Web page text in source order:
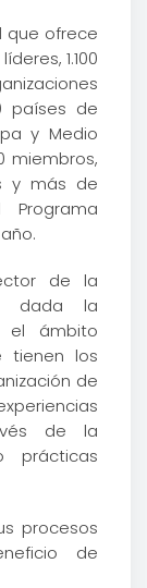
que ofrece
1.100
países de
y Medio
miembros,
y más de
de la
dada la
el ámbito
tienen los
de
de la
prácticas
procesos
de